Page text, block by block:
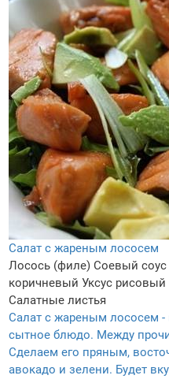
Салат с жареным лососем
Лосось (филе) Соевый соус
коричневый Уксус рисовый
Салатные листья
Салат с жареным лососем -
сытное блюдо. Между
Сделаем его пряным,
авокадо и зелени. Будет